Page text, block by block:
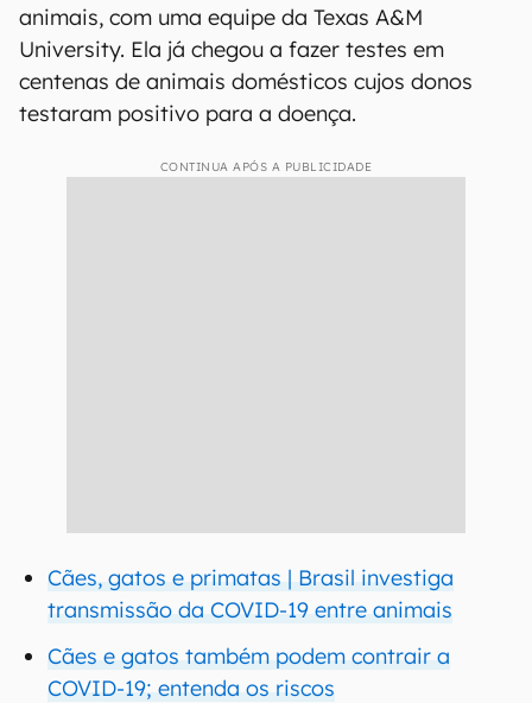
animais, com uma equipe da Texas A&M
University. Ela já chegou a fazer testes em
centenas de animais domésticos cujos donos
testaram positivo para a doença.
CONTINUA APÓS A PUBLICIDADE
Cães, gatos e primatas | Brasil investiga
transmissão da COVID-19 entre animais
Cães e gatos também podem contrair a
COVID-19; entenda os riscos